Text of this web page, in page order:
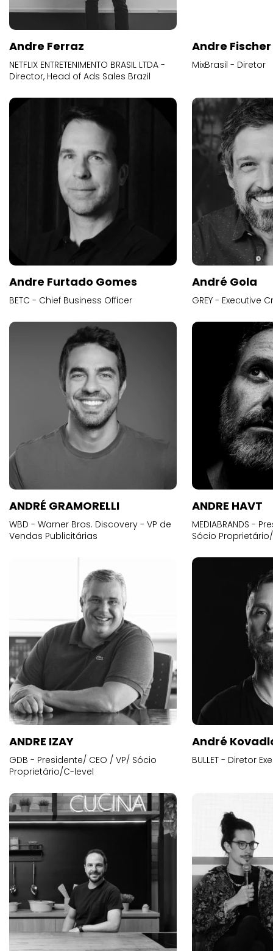
Andre Ferraz
NETFLIX ENTRETENIMENTO BRASIL LTDA -
Director, Head of Ads Sales Brazil
Andre Fischer
MixBrasil - Diretor
Andre Furtado Gomes
BETC - Chief Business Officer
André Gola
GREY - Executive
ANDRÉ GRAMORELLI
WBD - Warner Bros. Discovery - VP de
Vendas Publicitárias
ANDRE HAVT
MEDIABRANDS -
Sócio
ANDRE IZAY
GDB - Presidente/ CEO / VP/ Sócio
Proprietário/C-level
André
BULLET - Diretor